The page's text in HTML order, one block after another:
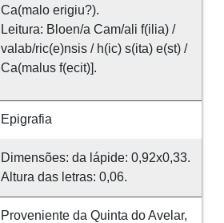
Ca(malo erigiu?).
Leitura: Bloen/a Cam/ali f(ilia) /
valab/ric(e)nsis / h(ic) s(ita) e(st) /
Ca(malus f(ecit)].
Epigrafia
Dimensões: da lápide: 0,92x0,33.
Altura das letras: 0,06.
Proveniente da Quinta do Avelar,